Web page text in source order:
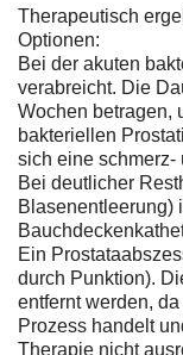
Therapeutisch
Optionen:
Bei der akuten
verabreicht. Die
Wochen betragen,
bakteriellen
sich eine schmerz-
Bei deutlicher
Blasenentleerung)
Ein
durch Punktion).
entfernt werden,
Prozess handelt
Therapie nicht